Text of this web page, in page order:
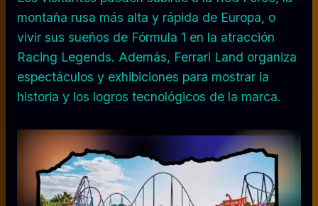
montaña rusa más alta y rápida de Europa, o
vivir sus sueños de Fórmula 1 en la atracción
Racing Legends. Además, Ferrari Land organiza
espectáculos y exhibiciones para mostrar la
historia y los logros tecnológicos de la marca.